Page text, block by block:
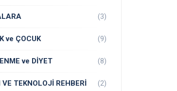
(3)
ve ÇOCUK (9)
ve DİYET (8)
VE TEKNOLOJİ REHBERİ (2)